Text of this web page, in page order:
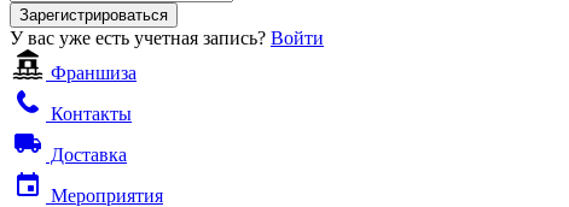
Зарегистрироваться
У вас уже есть учетная запись? Войти
Франшиза
Контакты
Доставка
Мероприятия